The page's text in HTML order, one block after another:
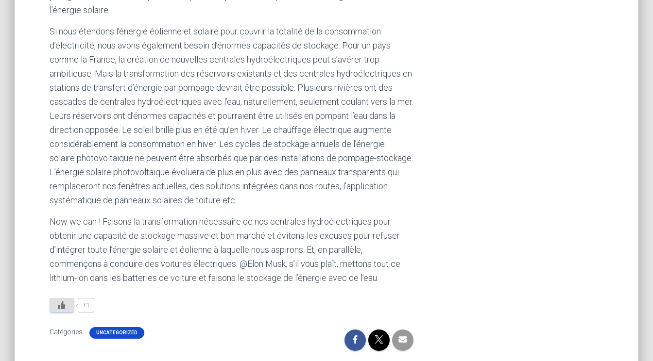
l’énergie solaire.
Si nous étendons l’énergie éolienne et solaire pour couvrir la totalité de la consommation
d’électricité, nous avons également besoin d’énormes capacités de stockage. Pour un pays
comme la France, la création de nouvelles centrales hydroélectriques peut s’avérer trop
ambitieuse. Mais la transformation des réservoirs existants et des centrales hydroélectriques en
stations de transfert d’énergie par pompage devrait être possible. Plusieurs rivières ont des
cascades de centrales hydroélectriques avec l’eau, naturellement, seulement coulant vers la mer.
Leurs réservoirs ont d’énormes capacités et pourraient être utilisés en pompant l’eau dans la
direction opposée. Le soleil brille plus en été qu’en hiver. Le chauffage électrique augmente
considérablement la consommation en hiver. Les cycles de stockage annuels de l’énergie
solaire photovoltaïque ne peuvent être absorbés que par des installations de pompage-stockage.
L’énergie solaire photovoltaïque évoluera de plus en plus avec des panneaux transparents qui
remplaceront nos fenêtres actuelles, des solutions intégrées dans nos routes, l’application
systématique de panneaux solaires de toiture etc.
Now we can ! Faisons la transformation nécessaire de nos centrales hydroélectriques pour
obtenir une capacité de stockage massive et bon marché et évitons les excuses pour refuser
d’intégrer toute l’énergie solaire et éolienne à laquelle nous aspirons. Et, en parallèle,
commençons à conduire des voitures électriques. @Elon Musk, s’il vous plaît, mettons tout ce
lithium-ion dans les batteries de voiture et faisons le stockage de l’énergie avec de l’eau.
+1
Catégories : UNCATEGORIZED